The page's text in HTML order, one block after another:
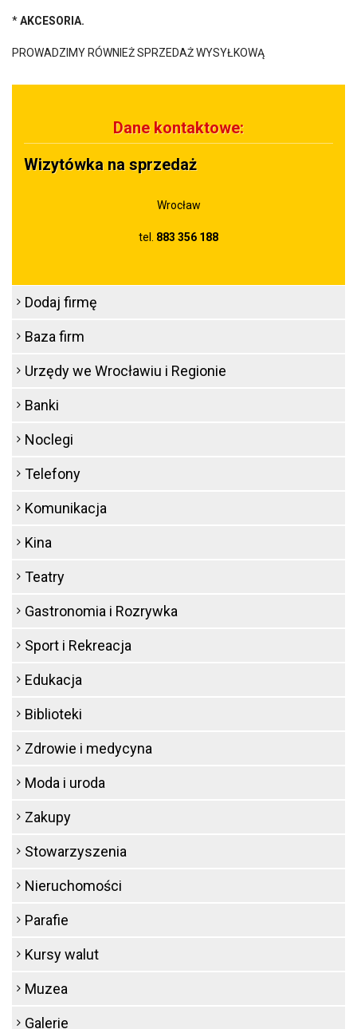
*AKCESORIA.
PROWADZIMY RÓWNIEŻ SPRZEDAŻ WYSYŁKOWĄ
Dane kontaktowe:
Wizytówka na sprzedaż
Wrocław
tel. 883 356 188
Dodaj firmę
Baza firm
Urzędy we Wrocławiu i Regionie
Banki
Noclegi
Telefony
Komunikacja
Kina
Teatry
Gastronomia i Rozrywka
Sport i Rekreacja
Edukacja
Biblioteki
Zdrowie i medycyna
Moda i uroda
Zakupy
Stowarzyszenia
Nieruchomości
Parafie
Kursy walut
Muzea
Galerie